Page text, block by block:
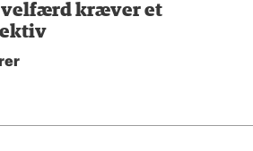
velfærd kræver et